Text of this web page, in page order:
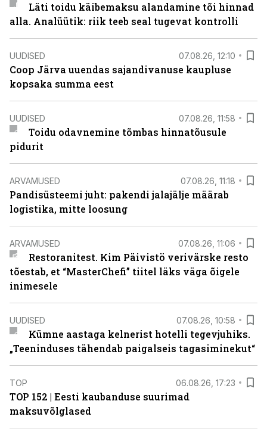
Läti toidu käibemaksu alandamine tõi hinnad
alla. Analüütik: riik teeb seal tugevat kontrolli
UUDISED 07.08.26, 12:10
Coop Järva uuendas sajandivanuse kaupluse
kopsaka summa eest
UUDISED 07.08.26, 11:58
Toidu odavnemine tõmbas hinnatõusule
pidurit
ARVAMUSED 07.08.26, 11:18
Pandisüsteemi juht: pakendi jalajälje määrab
logistika, mitte loosung
ARVAMUSED 07.08.26, 11:06
Restoranitest. Kim Päivistö verivärske resto
tõestab, et “MasterChefi” tiitel läks väga õigele
inimesele
UUDISED 07.08.26, 10:58
Kümne aastaga kelnerist hotelli tegevjuhiks.
„Teeninduses tähendab paigalseis tagasiminekut“
TOP 06.08.26, 17:23
TOP 152 | Eesti kaubanduse suurimad
maksuvõlglased